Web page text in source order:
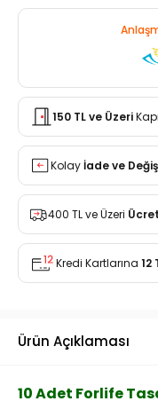
150 TL ve Üzeri
Kolayİade ve
400 TL ve Üzeri
Kredi Kartlarına 12
Ürün Açıklaması
10 Adet Forlife